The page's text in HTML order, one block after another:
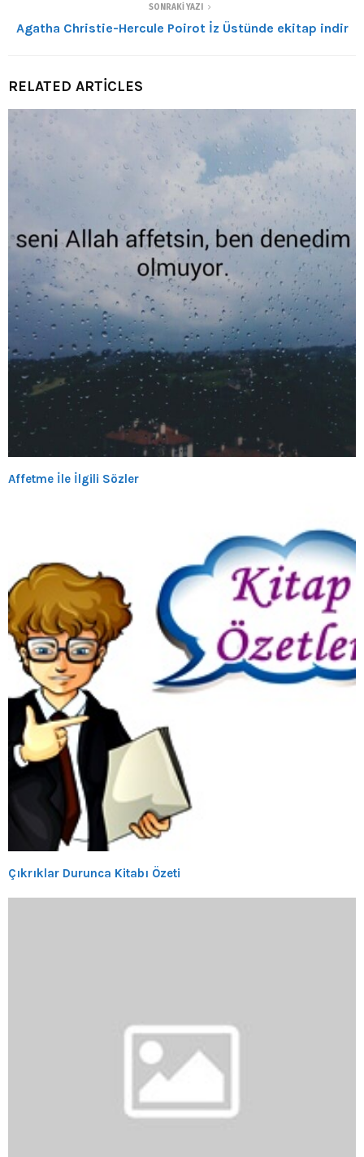
SONRAKI YAZI
Agatha Christie-Hercule Poirot İz Üstünde ekitap indir
RELATED ARTICLES
Affetme İle İlgili Sözler
Çıkrıklar Durunca Kitabı Özeti